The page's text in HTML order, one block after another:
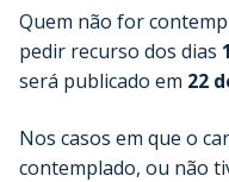
Quem não for
pedir recurso dos dias
será publicado em 22
Nos casos em que o
contemplado, ou não